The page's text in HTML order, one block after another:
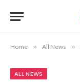
Home » All News »
ALL NEWS